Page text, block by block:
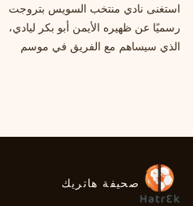
استغنى نادي منتخب السويس بتروجت
رسميًا عن ظهيره الأيمن أبو بكر ليادي،
الذي سيساهم مع الفريق في موسم
صحيفة هاتريك